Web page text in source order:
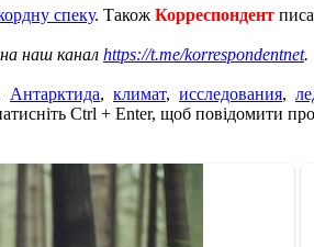
спеку. Також Корреспондент
наш канал https://t.me/korrespondentnet.
Антарктида, климат, исследования,
Ctrl + Enter, щоб повідомити